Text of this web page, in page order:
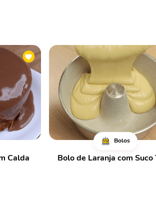
Calda
Bolos
Bolo de Laranja com Suco